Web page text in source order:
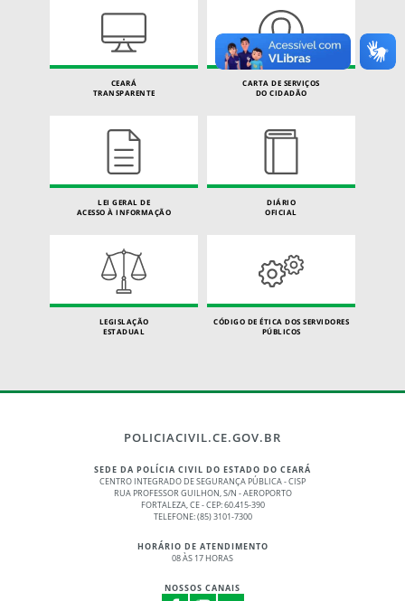
CEARÁ
TRANSPARENTE
CARTA DE SERVIÇOS
DO CIDADÃO
LEI GERAL DE
ACESSO À INFORMAÇÃO
DIÁRIO
OFICIAL
LEGISLAÇÃO
ESTADUAL
CÓDIGO DE ÉTICA DOS SERVIDORES
PÚBLICOS
POLICIACIVIL.CE.GOV.BR
SEDE DA POLÍCIA CIVIL DO ESTADO DO CEARÁ
CENTRO INTEGRADO DE SEGURANÇA PÚBLICA - CISP
RUA PROFESSOR GUILHON, S/N - AEROPORTO
FORTALEZA, CE - CEP: 60.415-390
TELEFONE: (85) 3101-7300
HORÁRIO DE ATENDIMENTO
08 ÀS 17 HORAS
NOSSOS CANAIS